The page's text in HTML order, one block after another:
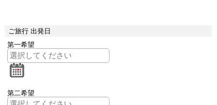
ご旅行 出発日
第一希望
第二希望